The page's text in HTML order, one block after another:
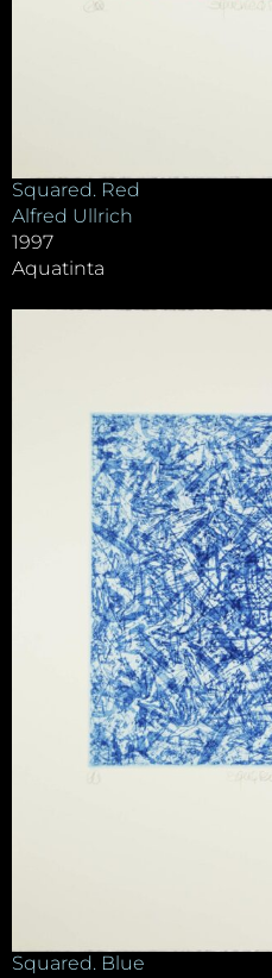
Squared. Red
Alfred Ullrich
1997
Aquatinta
Squared. Blue